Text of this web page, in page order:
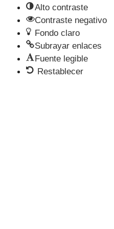
Alto contraste
Contraste negativo
Fondo claro
Subrayar enlaces
Fuente legible
Restablecer